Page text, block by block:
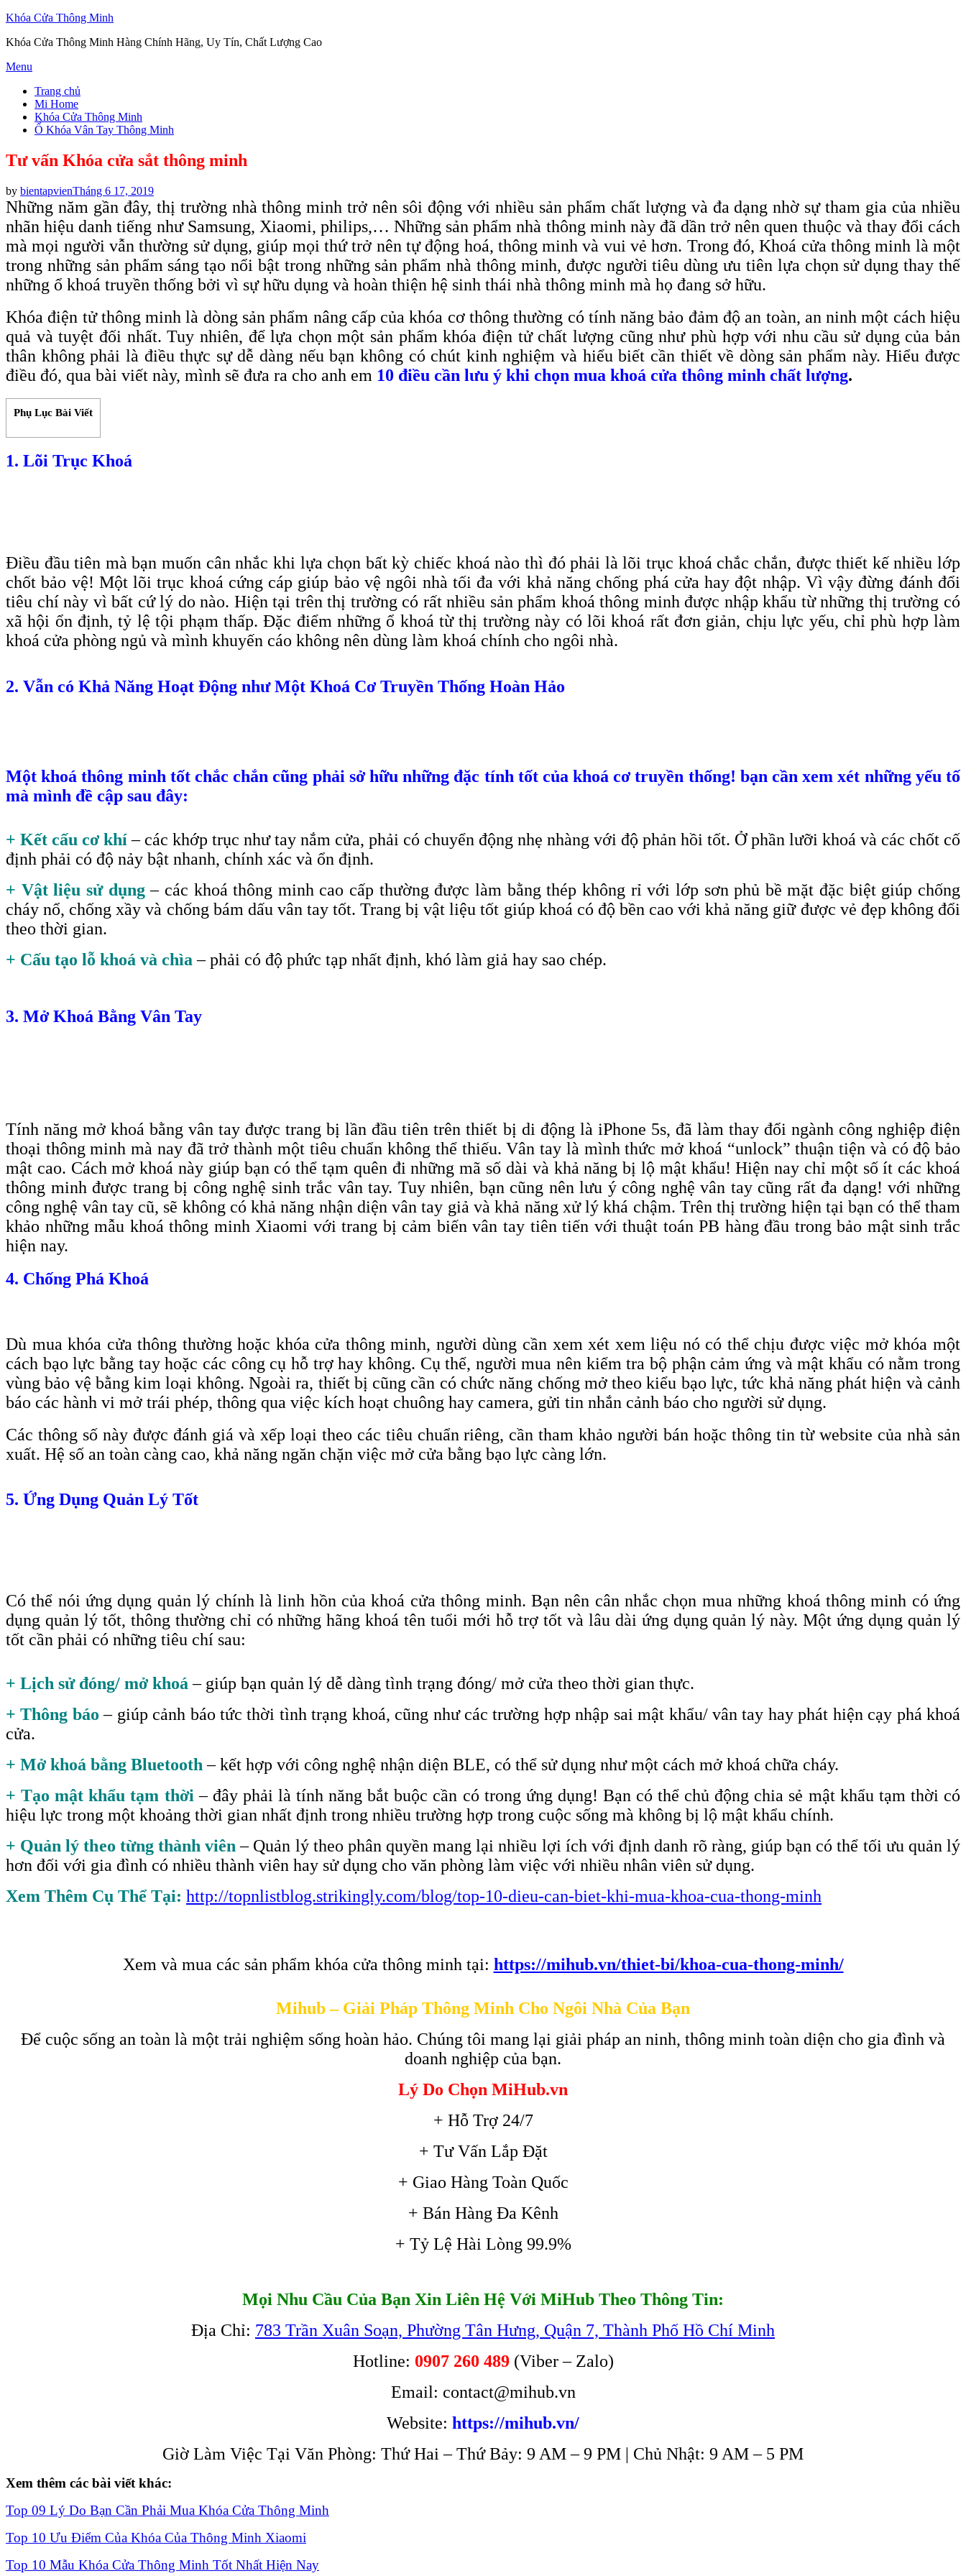
Khóa Cửa Thông Minh
Khóa Cửa Thông Minh Hàng Chính Hãng, Uy Tín, Chất Lượng Cao
Skip
content
Menu
Trang chủ
Mi Home
Khóa Cửa Thông Minh
Ổ Khóa Vân Tay Thông Minh
Tư vấn Khóa cửa sắt thông minh
by bientapvienPosted
on
Tháng 6 17, 2019
Những năm gần đây, thị trường nhà thông minh trở nên sôi động với nhiều sản phẩm chất lượng và đa dạng nhờ sự tham gia của nhiều
nhãn hiệu danh tiếng như Samsung, Xiaomi, philips,… Những sản phẩm nhà thông minh này đã dần trở nên quen thuộc và thay đổi cách
mà mọi người vẫn thường sử dụng, giúp mọi thứ trở nên tự động hoá, thông minh và vui vẻ hơn. Trong đó, Khoá cửa thông minh là một
trong những sản phẩm sáng tạo nổi bật trong những sản phẩm nhà thông minh, được người tiêu dùng ưu tiên lựa chọn sử dụng thay thế
những ổ khoá truyền thống bởi vì sự hữu dụng và hoàn thiện hệ sinh thái nhà thông minh mà họ đang sở hữu.
Khóa điện tử thông minh là dòng sản phẩm nâng cấp của khóa cơ thông thường có tính năng bảo đảm độ an toàn, an ninh một cách hiệu
quả và tuyệt đối nhất. Tuy nhiên, để lựa chọn một sản phẩm khóa điện tử chất lượng cũng như phù hợp với nhu cầu sử dụng của bản
thân không phải là điều thực sự dễ dàng nếu bạn không có chút kinh nghiệm và hiểu biết cần thiết về dòng sản phẩm này. Hiểu được
điều đó, qua bài viết này, mình sẽ đưa ra cho anh em 10 điều cần lưu ý khi chọn mua khoá cửa thông minh chất lượng.
Phụ Lục Bài Viết
1. Lõi Trục Khoá
Điều đầu tiên mà bạn muốn cân nhắc khi lựa chọn bất kỳ chiếc khoá nào thì đó phải là lõi trục khoá chắc chắn, được thiết kế nhiều lớp
chốt bảo vệ! Một lõi trục khoá cứng cáp giúp bảo vệ ngôi nhà tối đa với khả năng chống phá cửa hay đột nhập. Vì vậy đừng đánh đổi
tiêu chí này vì bất cứ lý do nào. Hiện tại trên thị trường có rất nhiều sản phẩm khoá thông minh được nhập khẩu từ những thị trường có
xã hội ổn định, tỷ lệ tội phạm thấp. Đặc điểm những ổ khoá từ thị trường này có lõi khoá rất đơn giản, chịu lực yếu, chỉ phù hợp làm
khoá cửa phòng ngủ và mình khuyến cáo không nên dùng làm khoá chính cho ngôi nhà.
2. Vẫn có Khả Năng Hoạt Động như Một Khoá Cơ Truyền Thống Hoàn Hảo
Một khoá thông minh tốt chắc chắn cũng phải sở hữu những đặc tính tốt của khoá cơ truyền thống! bạn cần xem xét những yếu tố
mà mình đề cập sau đây:
+ Kết cấu cơ khí– các khớp trục như tay nắm cửa, phải có chuyển động nhẹ nhàng với độ phản hồi tốt. Ở phần lưỡi khoá và các chốt cố
định phải có độ nảy bật nhanh, chính xác và ổn định.
+ Vật liệu sử dụng– các khoá thông minh cao cấp thường được làm bằng thép không rỉ với lớp sơn phủ bề mặt đặc biệt giúp chống
cháy nổ, chống xầy và chống bám dấu vân tay tốt. Trang bị vật liệu tốt giúp khoá có độ bền cao với khả năng giữ được vẻ đẹp không đổi
theo thời gian.
+ Cấu tạo lỗ khoá và chìa – phải có độ phức tạp nhất định, khó làm giả hay sao chép.
3. Mở Khoá Bằng Vân Tay
Tính năng mở khoá bằng vân tay được trang bị lần đầu tiên trên thiết bị di động là iPhone 5s, đã làm thay đổi ngành công nghiệp điện
thoại thông minh mà nay đã trở thành một tiêu chuẩn không thể thiếu. Vân tay là mình thức mở khoá “unlock” thuận tiện và có độ bảo
mật cao. Cách mở khoá này giúp bạn có thể tạm quên đi những mã số dài và khả năng bị lộ mật khẩu! Hiện nay chỉ một số ít các khoá
thông minh được trang bị công nghệ sinh trắc vân tay. Tuy nhiên, bạn cũng nên lưu ý công nghệ vân tay cũng rất đa dạng! với những
công nghệ vân tay cũ, sẽ không có khả năng nhận diện vân tay giả và khả năng xử lý khá chậm. Trên thị trường hiện tại bạn có thể tham
khảo những mẫu khoá thông minh Xiaomi với trang bị cảm biến vân tay tiên tiến với thuật toán PB hàng đầu trong bảo mật sinh trắc
hiện nay.
4. Chống Phá Khoá
Dù mua khóa cửa thông thường hoặc khóa cửa thông minh, người dùng cần xem xét xem liệu nó có thể chịu được việc mở khóa một
cách bạo lực bằng tay hoặc các công cụ hỗ trợ hay không. Cụ thể, người mua nên kiểm tra bộ phận cảm ứng và mật khẩu có nằm trong
vùng bảo vệ bằng kim loại không. Ngoài ra, thiết bị cũng cần có chức năng chống mở theo kiểu bạo lực, tức khả năng phát hiện và cảnh
báo các hành vi mở trái phép, thông qua việc kích hoạt chuông hay camera, gửi tin nhắn cảnh báo cho người sử dụng.
Các thông số này được đánh giá và xếp loại theo các tiêu chuẩn riêng, cần tham khảo người bán hoặc thông tin từ website của nhà sản
xuất. Hệ số an toàn càng cao, khả năng ngăn chặn việc mở cửa bằng bạo lực càng lớn.
5. Ứng Dụng Quản Lý Tốt
Có thể nói ứng dụng quản lý chính là linh hồn của khoá cửa thông minh. Bạn nên cân nhắc chọn mua những khoá thông minh có ứng
dụng quản lý tốt, thông thường chỉ có những hãng khoá tên tuổi mới hỗ trợ tốt và lâu dài ứng dụng quản lý này. Một ứng dụng quản lý
tốt cần phải có những tiêu chí sau:
+ Lịch sử đóng/ mở khoá – giúp bạn quản lý dễ dàng tình trạng đóng/ mở cửa theo thời gian thực.
+ Thông báo – giúp cảnh báo tức thời tình trạng khoá, cũng như các trường hợp nhập sai mật khẩu/ vân tay hay phát hiện cạy phá khoá
cửa.
+ Mở khoá bằng Bluetooth – kết hợp với công nghệ nhận diện BLE, có thể sử dụng như một cách mở khoá chữa cháy.
+ Tạo mật khẩu tạm thời – đây phải là tính năng bắt buộc cần có trong ứng dụng! Bạn có thể chủ động chia sẻ mật khẩu tạm thời có
hiệu lực trong một khoảng thời gian nhất định trong nhiều trường hợp trong cuộc sống mà không bị lộ mật khẩu chính.
+ Quản lý theo từng thành viên – Quản lý theo phân quyền mang lại nhiều lợi ích với định danh rõ ràng, giúp bạn có thể tối ưu quản lý
hơn đối với gia đình có nhiều thành viên hay sử dụng cho văn phòng làm việc với nhiều nhân viên sử dụng.
Xem Thêm Cụ Thể Tại: http://topnlistblog.strikingly.com/blog/top-10-dieu-can-biet-khi-mua-khoa-cua-thong-minh
Xem và mua các sản phẩm khóa cửa thông minh tại: https://mihub.vn/thiet-bi/khoa-cua-thong-minh/
Mihub – Giải Pháp Thông Minh Cho Ngôi Nhà Của Bạn
Để cuộc sống an toàn là một trải nghiệm sống hoàn hảo. Chúng tôi mang lại giải pháp an ninh, thông minh toàn diện cho gia đình và
doanh nghiệp của bạn.
Lý Do Chọn MiHub.vn
+ Hỗ Trợ 24/7
+ Tư Vấn Lắp Đặt
+ Giao Hàng Toàn Quốc
+ Bán Hàng Đa Kênh
+ Tỷ Lệ Hài Lòng 99.9%
Mọi Nhu Cầu Của Bạn Xin Liên Hệ Với MiHub Theo Thông Tin:
Địa Chỉ: 783 Trần Xuân Soạn, Phường Tân Hưng, Quận 7, Thành Phố Hồ Chí Minh
Hotline: 0907 260 489(Viber – Zalo)
Email: contact@mihub.vn
Website: https://mihub.vn/
Giờ Làm Việc Tại Văn Phòng: Thứ Hai – Thứ Bảy: 9 AM – 9 PM | Chủ Nhật: 9 AM – 5 PM
Xem thêm các bài viết khác:
Top 09 Lý Do Bạn Cần Phải Mua Khóa Cửa Thông Minh
Top 10 Ưu Điểm Của Khóa Của Thông Minh Xiaomi
Top 10 Mẫu Khóa Cửa Thông Minh Tốt Nhất Hiện Nay